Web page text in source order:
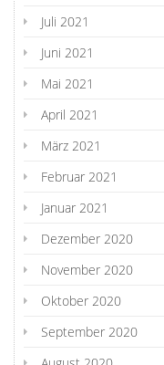
Juli 2021
Juni 2021
Mai 2021
April 2021
März 2021
Februar 2021
Januar 2021
Dezember 2020
November 2020
Oktober 2020
September 2020